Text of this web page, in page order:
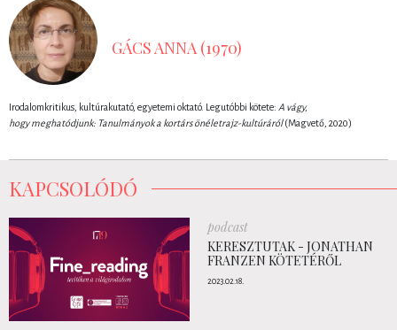
GÁCS ANNA (1970)
Irodalomkritikus, kultúrakutató, egyetemi oktató. Legutóbbi kötete: A vágy,
hogy meghatódjunk: Tanulmányok a kortárs önéletrajz-kultúráról(Magvető, 2020)
KAPCSOLÓDÓ
podcast
KERESZTUTAK - JONATHAN
FRANZEN KÖTETÉRŐL
2023.02.18.